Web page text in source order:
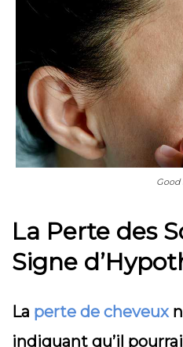
Good
La Perte des
Signe
La perte de cheveux
indiquant qu’il